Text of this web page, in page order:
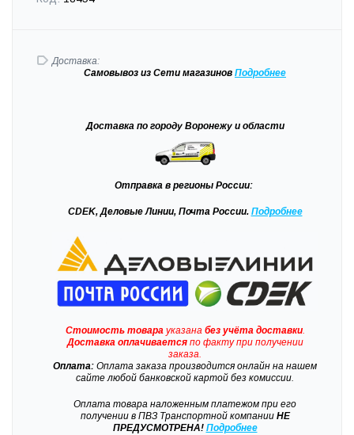
Доставка:
Самовывоз из Сети магазинов Подробнее
Доставка по городу Воронежу и области
Отправка в регионы России:
CDEK, Деловые Линии, Почта России. Подробнее
Стоимость товарауказана без учёта доставки.
Доставкаоплачиваетсяпо факту при получении
заказа.
Оплата: Оплата заказа производится онлайн на нашем
сайте любой банковской картой без комиссии.
Оплата товара наложенным платежом при его
получении в ПВЗ Транспортной компанииНЕ
ПРЕДУСМОТРЕНА! Подробнее